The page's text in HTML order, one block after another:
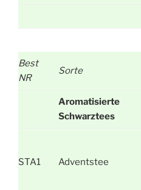
Best
NR
Sorte
Aromatisierte
Schwarztees
STA1 Adventstee